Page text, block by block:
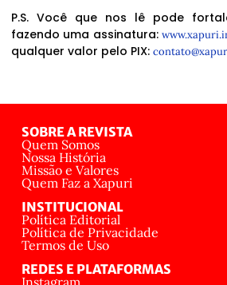
P.S. Você que nos lê pode
fazendo uma assinatura:
qualquer valor pelo PIX:
SOBRE A REVISTA
Quem Somos
Nossa História
Missão e Valores
Quem Faz a Xapuri
INSTITUCIONAL
Política Editorial
Política de Privacidade
Termos de Uso
REDES E PLATAFORMAS
Instagram